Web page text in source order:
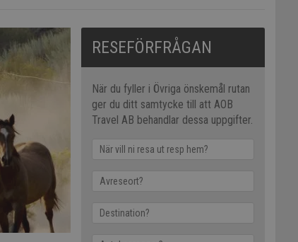
RESEFÖRFRÅGAN
När du fyller i Övriga önskemål rutan
ger du ditt samtycke till att AOB
Travel AB behandlar dessa uppgifter.